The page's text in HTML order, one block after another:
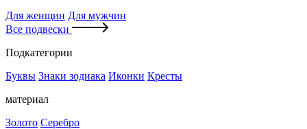
Для женщин Для мужчин
Все подвески
Подкатегории
Буквы Знаки зодиака Иконки Кресты
материал
Золото Серебро